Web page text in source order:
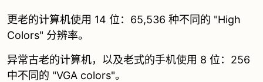
更老的计算机使用 14 位：65,536 种不同的 "High
Colors" 分辨率。
异常古老的计算机，以及老式的手机使用 8 位：256
中不同的 "VGA colors"。